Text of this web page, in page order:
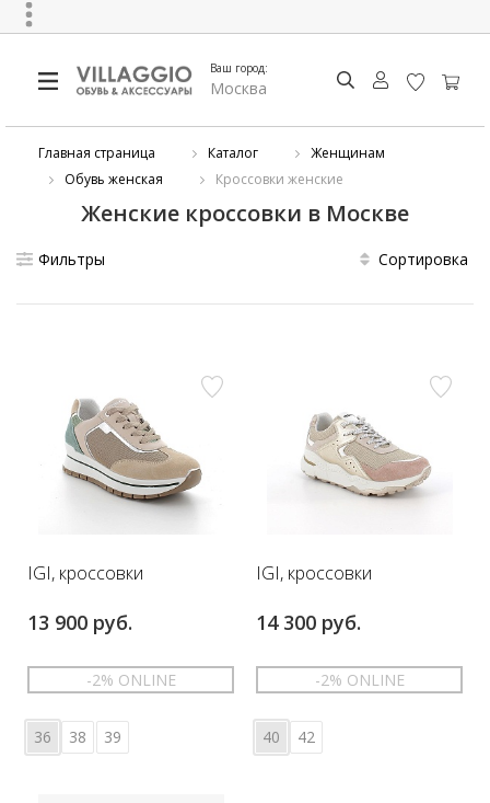
Ваш город:
Москва
Главная страница Каталог
Женщинам
Обувь женская
Кроссовки женские
Женские кроссовки в Москве
Фильтры Сортировка
IGI, кроссовки
13 900 руб.
-2% ONLINE
36 38 39
IGI, кроссовки
14 300 руб.
-2% ONLINE
40 42